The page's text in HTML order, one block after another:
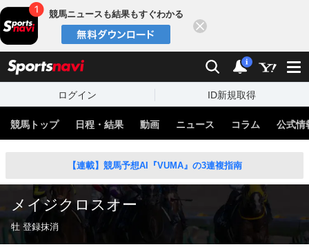
競馬ニュースも結果もすぐわかる
検索 通知
i
ログイン ID新規取得
競馬トップ 日程・結果 動画 ニュース コラム 公式情
【連載】競馬予想AI『VUMA』の3連複指南
メイジクロスオー
牡 登録抹消